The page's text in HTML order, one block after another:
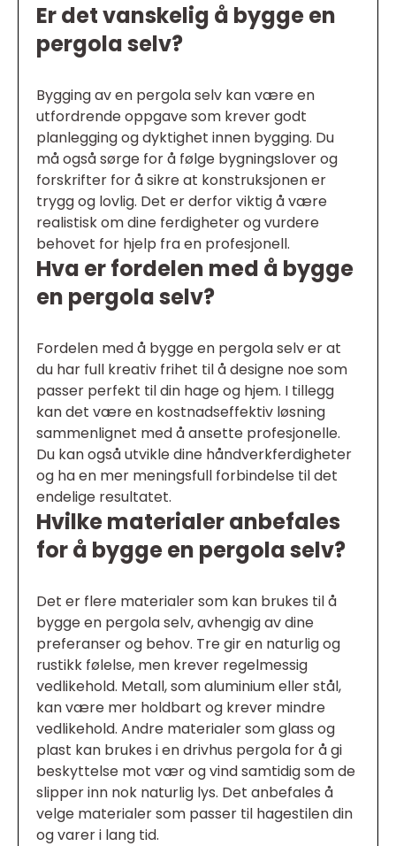
Er det vanskelig å bygge en
pergola selv?
Bygging av en pergola selv kan være en
utfordrende oppgave som krever godt
planlegging og dyktighet innen bygging. Du
må også sørge for å følge bygningslover og
forskrifter for å sikre at konstruksjonen er
trygg og lovlig. Det er derfor viktig å være
realistisk om dine ferdigheter og vurdere
behovet for hjelp fra en profesjonell.
Hva er fordelen med å bygge
en pergola selv?
Fordelen med å bygge en pergola selv er at
du har full kreativ frihet til å designe noe som
passer perfekt til din hage og hjem. I tillegg
kan det være en kostnadseffektiv løsning
sammenlignet med å ansette profesjonelle.
Du kan også utvikle dine håndverkferdigheter
og ha en mer meningsfull forbindelse til det
endelige resultatet.
Hvilke materialer anbefales
for å bygge en pergola selv?
Det er flere materialer som kan brukes til å
bygge en pergola selv, avhengig av dine
preferanser og behov. Tre gir en naturlig og
rustikk følelse, men krever regelmessig
vedlikehold. Metall, som aluminium eller stål,
kan være mer holdbart og krever mindre
vedlikehold. Andre materialer som glass og
plast kan brukes i en drivhus pergola for å gi
beskyttelse mot vær og vind samtidig som de
slipper inn nok naturlig lys. Det anbefales å
velge materialer som passer til hagestilen din
og varer i lang tid.